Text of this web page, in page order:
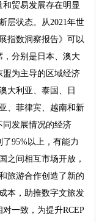
贸易发展存在明显
层状态。从2021年世
指数洞察报告》可以
，分别是日本、澳大
盟为主导的区域经济
大利亚、泰国、日
、菲律宾、越南和新
同发展情况的经济
95%以上，有能力
之间相互市场开放，
旅游合作创造了新的
本，助推数字文旅发
一致，为提升RCEP